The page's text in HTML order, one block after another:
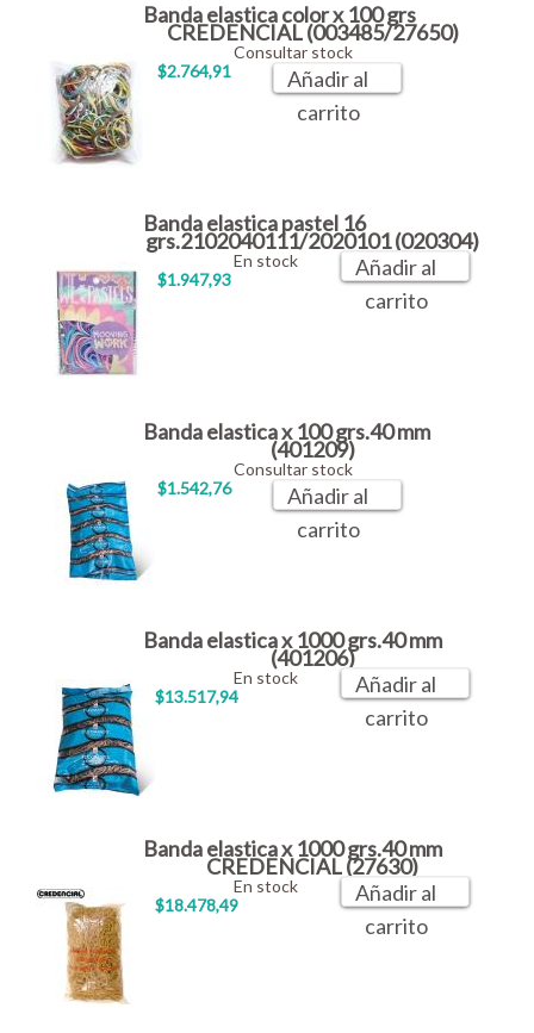
Banda elastica color x 100 grs
CREDENCIAL (003485/27650)
$2.764,91
Consultar stock
Añadir al
carrito
Banda elastica pastel 16
grs.2102040111/2020101 (020304)
$1.947,93
En stock
Añadir al
carrito
Banda elastica x 100 grs.40 mm
(401209)
$1.542,76
Consultar stock
Añadir al
carrito
Banda elastica x 1000 grs.40 mm
(401206)
$13.517,94
En stock
Añadir al
carrito
Banda elastica x 1000 grs.40 mm
CREDENCIAL (27630)
$18.478,49
En stock
Añadir al
carrito